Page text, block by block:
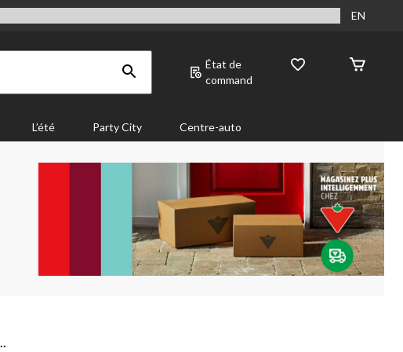
EN
État de
command
L’été Party City Centre-auto